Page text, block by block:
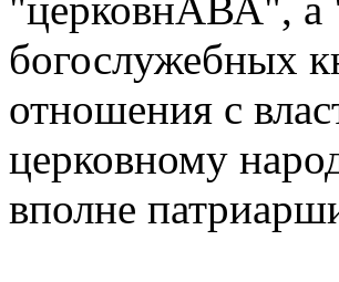
богослужебных
отношения с
церковному
вполне